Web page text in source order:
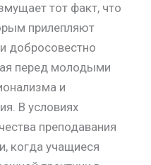
тот факт, что
прилепляют
добросовестно
перед молодыми
и
В условиях
преподавания
когда учащиеся